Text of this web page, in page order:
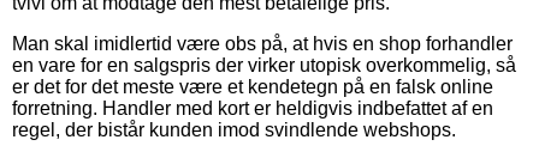
Man skal imidlertid være obs på, at hvis en shop forhandler
en vare for en salgspris der virker utopisk overkommelig, så
er det for det meste være et kendetegn på en falsk online
forretning. Handler med kort er heldigvis indbefattet af en
regel, der bistår kunden imod svindlende webshops.